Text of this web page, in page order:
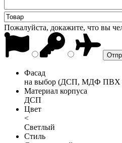
Пожалуйста, докажите, что вы
Фасад
на выбор (ДСП, МДФ ПВХ
Материал корпуса
ДСП
Цвет
<
Светлый
Стиль